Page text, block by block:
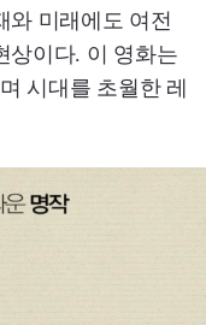
와 미래에도 여전
상이다. 이 영화는
시대를 초월한 레